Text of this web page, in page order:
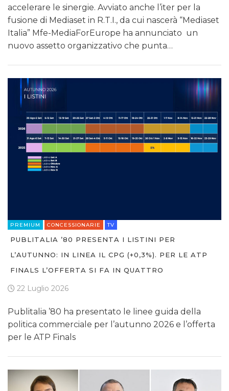
accelerare le sinergie. Avviato anche l’iter per la
fusione di Mediaset in R.T.I., da cui nascerà “Mediaset
Italia” Mfe-MediaForEurope ha annunciato un
nuovo assetto organizzativo che punta…
PREMIUM CONCESSIONARIE TV
PUBLITALIA ’80 PRESENTA I LISTINI PER
L’AUTUNNO: IN LINEA IL CPG (+0,3%). PER LE ATP
FINALS L’OFFERTA SI FA IN QUATTRO
22 Luglio 2026
Publitalia ’80 ha presentato le linee guida della
politica commerciale per l’autunno 2026 e l’offerta
per le ATP Finals